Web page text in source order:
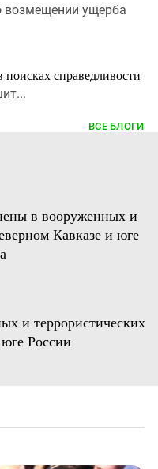
возмещении ущерба
справедливости
ВСЕ БЛОГИ
в вооруженных и
Кавказе и юге
и террористических
России